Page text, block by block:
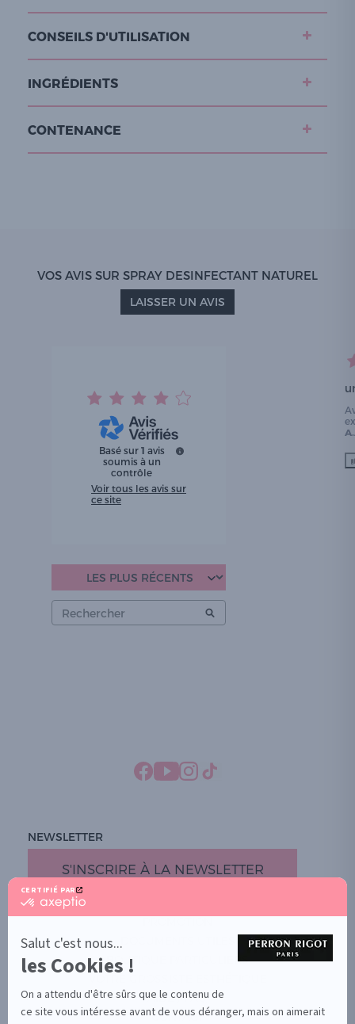
CERTIFIÉ PAR
certifié
En
savoir
plus
sur
Axeptio
Salut c'est nous...
les Cookies !
On a attendu d'être sûrs que le contenu de
ce site vous intéresse avant de vous déranger, mais on aimerait
CONSEILS D'UTILISATION
INGRÉDIENTS
CONTENANCE
VOS AVIS SUR SPRAY DESINFECTANT NATUREL
LAISSER UN AVIS
Basé sur 1 avis
soumis à un
contrôle
Voir tous les avis sur
ce site
NEWSLETTER
S'INSCRIRE À LA NEWSLETTER
BOUTIQUE PARTICULIERS
AIDE / FAQ
CONTACT